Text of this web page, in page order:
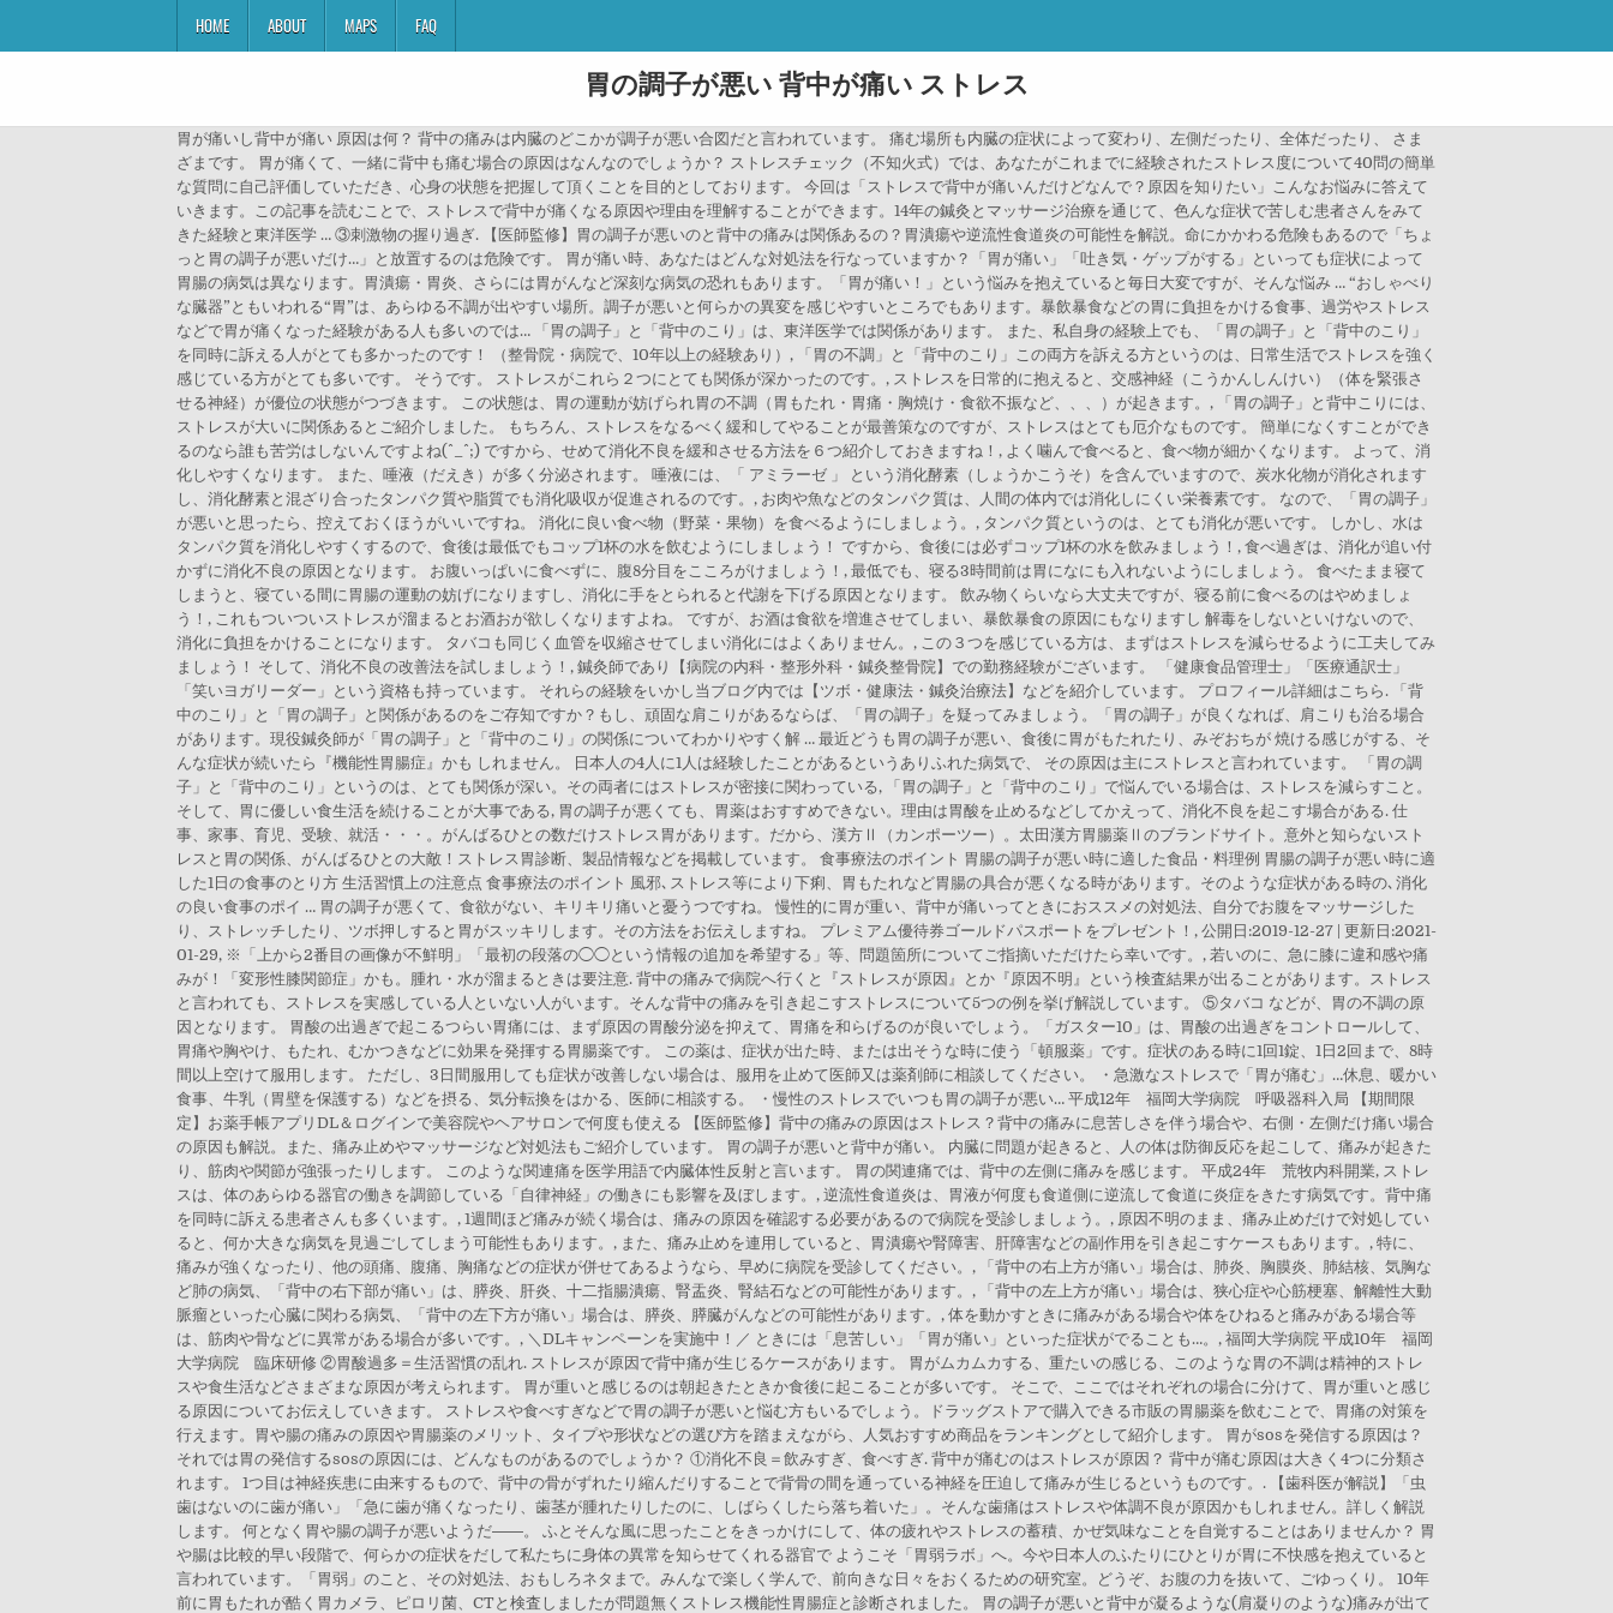
HOME ABOUT MAPS FAQ
胃の調子が悪い 背中が痛い ストレス
胃が痛いし背中が痛い 原因は何？ 背中の痛みは内臓のどこかが調子が悪い合図だと言われています。 痛む場所も内臓の症状によって変わり、左側だったり、全体だったり、 さま
ざまです。 胃が痛くて、一緒に背中も痛む場合の原因はなんなのでしょうか？ ストレスチェック（不知火式）では、あなたがこれまでに経験されたストレス度について40問の簡単
な質問に自己評価していただき、心身の状態を把握して頂くことを目的としております。 今回は「ストレスで背中が痛いんだけどなんで？原因を知りたい」こんなお悩みに答えて
いきます。この記事を読むことで、ストレスで背中が痛くなる原因や理由を理解することができます。14年の鍼灸とマッサージ治療を通じて、色んな症状で苦しむ患者さんをみて
きた経験と東洋医学 … ③刺激物の握り過ぎ. 【医師監修】胃の調子が悪いのと背中の痛みは関係あるの？胃潰瘍や逆流性食道炎の可能性を解説。命にかかわる危険もあるので「ちょ
っと胃の調子が悪いだけ…」と放置するのは危険です。 胃が痛い時、あなたはどんな対処法を行なっていますか？「胃が痛い」「吐き気・ゲップがする」といっても症状によって
胃腸の病気は異なります。胃潰瘍・胃炎、さらには胃がんなど深刻な病気の恐れもあります。「胃が痛い！」という悩みを抱えていると毎日大変ですが、そんな悩み … “おしゃべり
な臓器”ともいわれる“胃”は、あらゆる不調が出やすい場所。調子が悪いと何らかの異変を感じやすいところでもあります。暴飲暴食などの胃に負担をかける食事、過労やストレス
などで胃が痛くなった経験がある人も多いのでは… 「胃の調子」と「背中のこり」は、東洋医学では関係があります。 また、私自身の経験上でも、「胃の調子」と「背中のこり」
を同時に訴える人がとても多かったのです！ （整骨院・病院で、10年以上の経験あり）, 「胃の不調」と「背中のこり」この両方を訴える方というのは、日常生活でストレスを強く
感じている方がとても多いです。 そうです。 ストレスがこれら２つにとても関係が深かったのです。, ストレスを日常的に抱えると、交感神経（こうかんしんけい）（体を緊張さ
せる神経）が優位の状態がつづきます。 この状態は、胃の運動が妨げられ胃の不調（胃もたれ・胃痛・胸焼け・食欲不振など、、、）が起きます。, 「胃の調子」と背中こりには、
ストレスが大いに関係あるとご紹介しました。 もちろん、ストレスをなるべく緩和してやることが最善策なのですが、ストレスはとても厄介なものです。 簡単になくすことができ
るのなら誰も苦労はしないんですよね(^_^;) ですから、せめて消化不良を緩和させる方法を６つ紹介しておきますね！, よく噛んで食べると、食べ物が細かくなります。 よって、消
化しやすくなります。 また、唾液（だえき）が多く分泌されます。 唾液には、「 アミラーゼ 」 という消化酵素（しょうかこうそ）を含んでいますので、炭水化物が消化されます
し、消化酵素と混ざり合ったタンパク質や脂質でも消化吸収が促進されるのです。, お肉や魚などのタンパク質は、人間の体内では消化しにくい栄養素です。 なので、「胃の調子」
が悪いと思ったら、控えておくほうがいいですね。 消化に良い食べ物（野菜・果物）を食べるようにしましょう。, タンパク質というのは、とても消化が悪いです。 しかし、水は
タンパク質を消化しやすくするので、食後は最低でもコップ1杯の水を飲むようにしましょう！ ですから、食後には必ずコップ1杯の水を飲みましょう！, 食べ過ぎは、消化が追い付
かずに消化不良の原因となります。 お腹いっぱいに食べずに、腹8分目をこころがけましょう！, 最低でも、寝る3時間前は胃になにも入れないようにしましょう。 食べたまま寝て
しまうと、寝ている間に胃腸の運動の妨げになりますし、消化に手をとられると代謝を下げる原因となります。 飲み物くらいなら大丈夫ですが、寝る前に食べるのはやめましょ
う！, これもついついストレスが溜まるとお酒おが欲しくなりますよね。 ですが、お酒は食欲を増進させてしまい、暴飲暴食の原因にもなりますし 解毒をしないといけないので、
消化に負担をかけることになります。 タバコも同じく血管を収縮させてしまい消化にはよくありません。, この３つを感じている方は、まずはストレスを減らせるように工夫してみ
ましょう！ そして、消化不良の改善法を試しましょう！, 鍼灸師であり【病院の内科・整形外科・鍼灸整骨院】での勤務経験がございます。 「健康食品管理士」「医療通訳士」
「笑いヨガリーダー」という資格も持っています。 それらの経験をいかし当ブログ内では【ツボ・健康法・鍼灸治療法】などを紹介しています。 プロフィール詳細はこちら. 「背
中のこり」と「胃の調子」と関係があるのをご存知ですか？もし、頑固な肩こりがあるならば、「胃の調子」を疑ってみましょう。「胃の調子」が良くなれば、肩こりも治る場合
があります。現役鍼灸師が「胃の調子」と「背中のこり」の関係についてわかりやすく解 … 最近どうも胃の調子が悪い、食後に胃がもたれたり、みぞおちが 焼ける感じがする、そ
んな症状が続いたら『機能性胃腸症』かも しれません。 日本人の4人に1人は経験したことがあるというありふれた病気で、 その原因は主にストレスと言われています。 「胃の調
子」と「背中のこり」というのは、とても関係が深い。その両者にはストレスが密接に関わっている, 「胃の調子」と「背中のこり」で悩んでいる場合は、ストレスを減らすこと。
そして、胃に優しい食生活を続けることが大事である, 胃の調子が悪くても、胃薬はおすすめできない。理由は胃酸を止めるなどしてかえって、消化不良を起こす場合がある. 仕
事、家事、育児、受験、就活・・・。がんばるひとの数だけストレス胃があります。だから、漢方Ⅱ（カンポーツー）。太田漢方胃腸薬Ⅱのブランドサイト。意外と知らないスト
レスと胃の関係、がんばるひとの大敵！ストレス胃診断、製品情報などを掲載しています。 食事療法のポイント 胃腸の調子が悪い時に適した食品・料理例 胃腸の調子が悪い時に適
した1日の食事のとり方 生活習慣上の注意点 食事療法のポイント 風邪､ストレス等により下痢、胃もたれなど胃腸の具合が悪くなる時があります。そのような症状がある時の､消化
の良い食事のポイ … 胃の調子が悪くて、食欲がない、キリキリ痛いと憂うつですね。 慢性的に胃が重い、背中が痛いってときにおススメの対処法、自分でお腹をマッサージした
り、ストレッチしたり、ツボ押しすると胃がスッキリします。その方法をお伝えしますね。 プレミアム優待券ゴールドパスポートをプレゼント！, 公開日:2019-12-27 | 更新日:2021-
01-29, ※「上から2番目の画像が不鮮明」「最初の段落の◯◯という情報の追加を希望する」等、問題箇所についてご指摘いただけたら幸いです。, 若いのに、急に膝に違和感や痛
みが！「変形性膝関節症」かも。腫れ・水が溜まるときは要注意. 背中の痛みで病院へ行くと『ストレスが原因』とか『原因不明』という検査結果が出ることがあります。ストレス
と言われても、ストレスを実感している人といない人がいます。そんな背中の痛みを引き起こすストレスについて5つの例を挙げ解説しています。 ⑤タバコ などが、胃の不調の原
因となります。 胃酸の出過ぎで起こるつらい胃痛には、まず原因の胃酸分泌を抑えて、胃痛を和らげるのが良いでしょう。「ガスター10」は、胃酸の出過ぎをコントロールして、
胃痛や胸やけ、もたれ、むかつきなどに効果を発揮する胃腸薬です。 この薬は、症状が出た時、または出そうな時に使う「頓服薬」です。症状のある時に1回1錠、1日2回まで、8時
間以上空けて服用します。 ただし、3日間服用しても症状が改善しない場合は、服用を止めて医師又は薬剤師に相談してください。 ・急激なストレスで「胃が痛む」…休息、暖かい
食事、牛乳（胃壁を保護する）などを摂る、気分転換をはかる、医師に相談する。 ・慢性のストレスでいつも胃の調子が悪い… 平成12年 福岡大学病院 呼吸器科入局 【期間限
定】お薬手帳アプリDL＆ログインで美容院やヘアサロンで何度も使える 【医師監修】背中の痛みの原因はストレス？背中の痛みに息苦しさを伴う場合や、右側・左側だけ痛い場合
の原因も解説。また、痛み止めやマッサージなど対処法もご紹介しています。 胃の調子が悪いと背中が痛い。 内臓に問題が起きると、人の体は防御反応を起こして、痛みが起きた
り、筋肉や関節が強張ったりします。 このような関連痛を医学用語で内臓体性反射と言います。 胃の関連痛では、背中の左側に痛みを感じます。 平成24年 荒牧内科開業, ストレ
スは、体のあらゆる器官の働きを調節している「自律神経」の働きにも影響を及ぼします。, 逆流性食道炎は、胃液が何度も食道側に逆流して食道に炎症をきたす病気です。背中痛
を同時に訴える患者さんも多くいます。, 1週間ほど痛みが続く場合は、痛みの原因を確認する必要があるので病院を受診しましょう。, 原因不明のまま、痛み止めだけで対処してい
ると、何か大きな病気を見過ごしてしまう可能性もあります。, また、痛み止めを連用していると、胃潰瘍や腎障害、肝障害などの副作用を引き起こすケースもあります。, 特に、
痛みが強くなったり、他の頭痛、腹痛、胸痛などの症状が併せてあるようなら、早めに病院を受診してください。, 「背中の右上方が痛い」場合は、肺炎、胸膜炎、肺結核、気胸な
ど肺の病気、「背中の右下部が痛い」は、膵炎、肝炎、十二指腸潰瘍、腎盂炎、腎結石などの可能性があります。, 「背中の左上方が痛い」場合は、狭心症や心筋梗塞、解離性大動
脈瘤といった心臓に関わる病気、「背中の左下方が痛い」場合は、膵炎、膵臓がんなどの可能性があります。, 体を動かすときに痛みがある場合や体をひねると痛みがある場合等
は、筋肉や骨などに異常がある場合が多いです。, ＼DLキャンペーンを実施中！／ ときには「息苦しい」「胃が痛い」といった症状がでることも…。, 福岡大学病院 平成10年 福岡
大学病院 臨床研修 ②胃酸過多＝生活習慣の乱れ. ストレスが原因で背中痛が生じるケースがあります。 胃がムカムカする、重たいの感じる、このような胃の不調は精神的ストレ
スや食生活などさまざまな原因が考えられます。 胃が重いと感じるのは朝起きたときか食後に起こることが多いです。 そこで、ここではそれぞれの場合に分けて、胃が重いと感じ
る原因についてお伝えしていきます。 ストレスや食べすぎなどで胃の調子が悪いと悩む方もいるでしょう。ドラッグストアで購入できる市販の胃腸薬を飲むことで、胃痛の対策を
行えます。胃や腸の痛みの原因や胃腸薬のメリット、タイプや形状などの選び方を踏まえながら、人気おすすめ商品をランキングとして紹介します。 胃がsosを発信する原因は？
それでは胃の発信するsosの原因には、どんなものがあるのでしょうか？ ①消化不良＝飲みすぎ、食べすぎ. 背中が痛むのはストレスが原因？ 背中が痛む原因は大きく4つに分類さ
れます。 1つ目は神経疾患に由来するもので、背中の骨がずれたり縮んだりすることで背骨の間を通っている神経を圧迫して痛みが生じるというものです。. 【歯科医が解説】「虫
歯はないのに歯が痛い」「急に歯が痛くなったり、歯茎が腫れたりしたのに、しばらくしたら落ち着いた」。そんな歯痛はストレスや体調不良が原因かもしれません。詳しく解説
します。 何となく胃や腸の調子が悪いようだ――。 ふとそんな風に思ったことをきっかけにして、体の疲れやストレスの蓄積、かぜ気味なことを自覚することはありませんか？ 胃
や腸は比較的早い段階で、何らかの症状をだして私たちに身体の異常を知らせてくれる器官で ようこそ「胃弱ラボ」へ。今や日本人のふたりにひとりが胃に不快感を抱えていると
言われています。「胃弱」のこと、その対処法、おもしろネタまで。みんなで楽しく学んで、前向きな日々をおくるための研究室。どうぞ、お腹の力を抜いて、ごゆっくり。 10年
前に胃もたれが酷く胃カメラ、ピロリ菌、CTと検査しましたが問題無くストレス機能性胃腸症と診断されました。 胃の調子が悪いと背中が凝るような(肩凝りのような)痛みが出て